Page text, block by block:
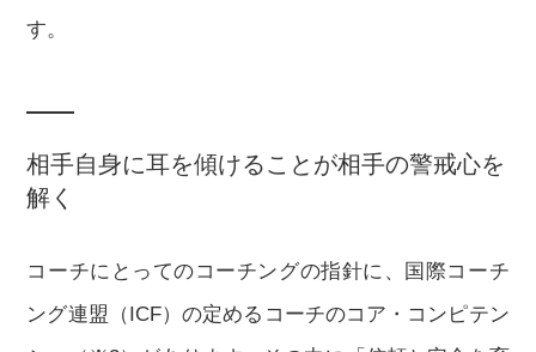
す。
相手自身に耳を傾けることが相手の警戒心を
解く
コーチにとってのコーチングの指針に、国際コーチ
ング連盟（ICF）の定めるコーチのコア・コンピテン